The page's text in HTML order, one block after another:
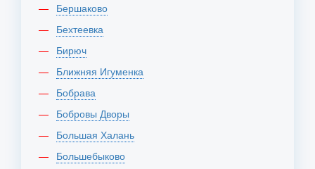
Бершаково
Бехтеевка
Бирюч
Ближняя Игуменка
Бобрава
Бобровы Дворы
Большая Халань
Большебыково